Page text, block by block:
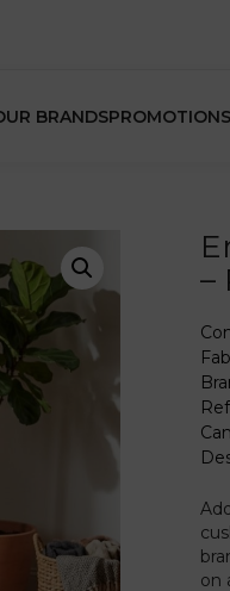
BRANDSPROMOTIONS
–
on